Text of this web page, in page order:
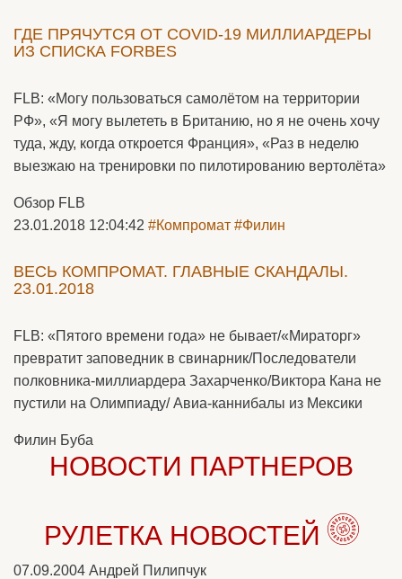
ГДЕ ПРЯЧУТСЯ ОТ COVID-19 МИЛЛИАРДЕРЫ
ИЗ СПИСКА FORBES
FLB: «Могу пользоваться самолётом на территории
РФ», «Я могу вылететь в Британию, но я не очень хочу
туда, жду, когда откроется Франция», «Раз в неделю
выезжаю на тренировки по пилотированию вертолёта»
Обзор FLB
23.01.2018 12:04:42 #Компромат #Филин
ВЕСЬ КОМПРОМАТ. ГЛАВНЫЕ СКАНДАЛЫ.
23.01.2018
FLB: «Пятого времени года» не бывает/«Мираторг»
превратит заповедник в свинарник/Последователи
полковника-миллиардера Захарченко/Виктора Кана не
пустили на Олимпиаду/ Авиа-каннибалы из Мексики
Филин Буба
НОВОСТИ ПАРТНЕРОВ
РУЛЕТКА НОВОСТЕЙ
07.09.2004 Андрей Пилипчук